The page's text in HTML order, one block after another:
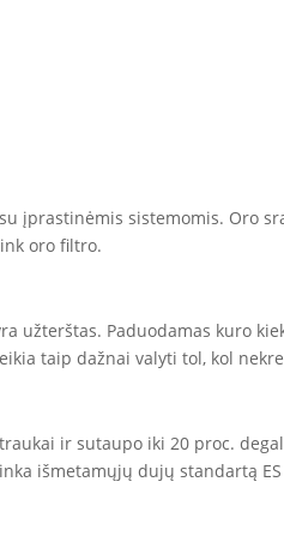
įprastinėmis sistemomis. Oro
oro filtro.
Paduodamas kuro
taip dažnai valyti tol, kol
ir sutaupo iki 20 proc.
išmetamųjų dujų standartą ES